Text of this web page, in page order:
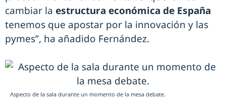
cambiar la estructura económica de España
tenemos que apostar por la innovación y las
pymes”, ha añadido Fernández.
Aspecto de la sala durante un momento de la mesa debate.